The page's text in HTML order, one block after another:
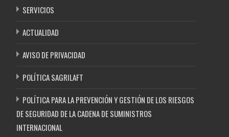
SERVICIOS
ACTUALIDAD
AVISO DE PRIVACIDAD
POLÍTICA SAGRILAFT
POLÍTICA PARA LA PREVENCIÓN Y GESTIÓN DE LOS RIESGOS
DE SEGURIDAD DE LA CADENA DE SUMINISTROS
INTERNACIONAL